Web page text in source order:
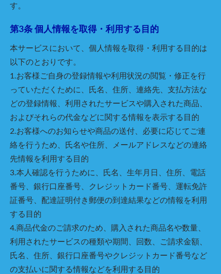
す。
第3条 個人情報を取得・利用する目的
本サービスにおいて、個人情報を取得・利用する目的は
以下のとおりです。
1.お客様ご自身の登録情報や利用状況の閲覧・修正を行
っていただくために、氏名、住所、連絡先、支払方法な
どの登録情報、利用されたサービスや購入された商品、
およびそれらの代金などに関する情報を表示する目的
2.お客様へのお知らせや商品の送付、必要に応じてご連
絡を行うため、氏名や住所、メールアドレスなどの連絡
先情報を利用する目的
3.本人確認を行うために、氏名、生年月日、住所、電話
番号、銀行口座番号、クレジットカード番号、運転免許
証番号、配達証明付き郵便の到達結果などの情報を利用
する目的
4.商品代金のご請求のため、購入された商品名や数量、
利用されたサービスの種類や期間、回数、ご請求金額、
氏名、住所、銀行口座番号やクレジットカード番号など
の支払いに関する情報などを利用する目的